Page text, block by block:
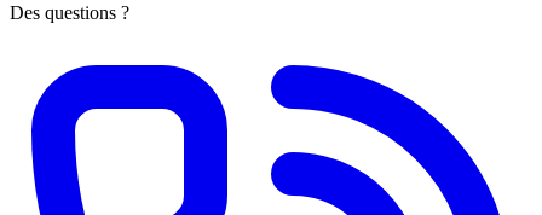
Des questions ?